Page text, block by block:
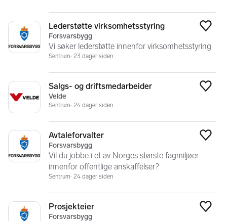
Lederstøtte virksomhetsstyring
Forsvarsbygg
Vi søker lederstøtte innenfor virksomhetsstyring
Sentrum 23 dager siden
Salgs- og driftsmedarbeider
Velde
Sentrum 24 dager siden
Avtaleforvalter
Forsvarsbygg
Vil du jobbe i et av Norges største fagmiljøer
innenfor offentlige anskaffelser?
Sentrum 24 dager siden
Prosjekteier
Forsvarsbygg